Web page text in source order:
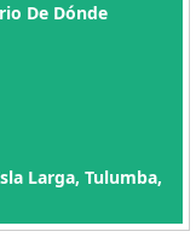
De Dónde
Larga, Tulumba,